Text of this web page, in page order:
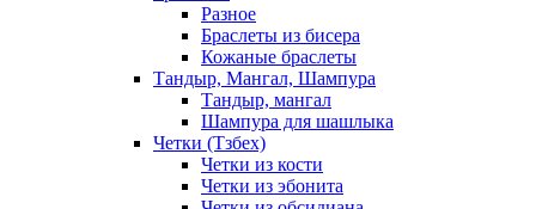
Разное
Браслеты из бисера
Кожаные браслеты
Тандыр, Мангал, Шампура
Тандыр, мангал
Шампура для шашлыка
Четки (Тзбех)
Четки из кости
Четки из эбонита